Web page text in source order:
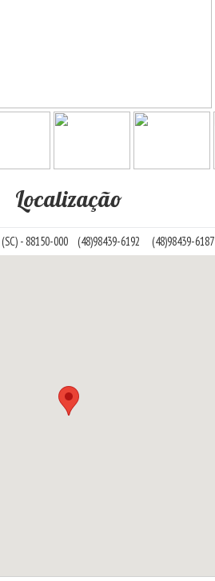
Localização
(SC) - 88150-000 (48)98439-6192 (48)98439-6187